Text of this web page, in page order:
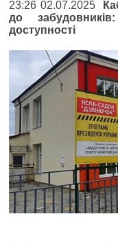
23:26 02.07.2025
до
доступності